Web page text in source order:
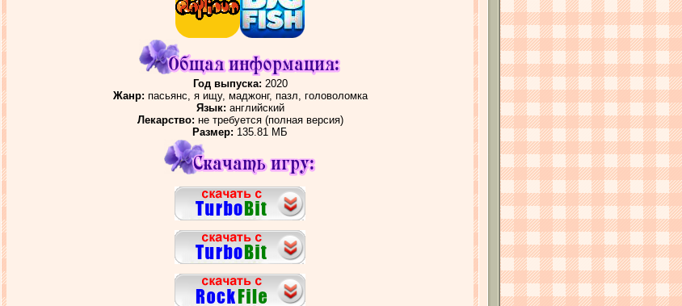
Год выпуска: 2020
Жанр: пасьянс, я ищу, маджонг, пазл, головоломка
Язык: английский
Лекарство: не требуется (полная версия)
Размер: 135.81 МБ